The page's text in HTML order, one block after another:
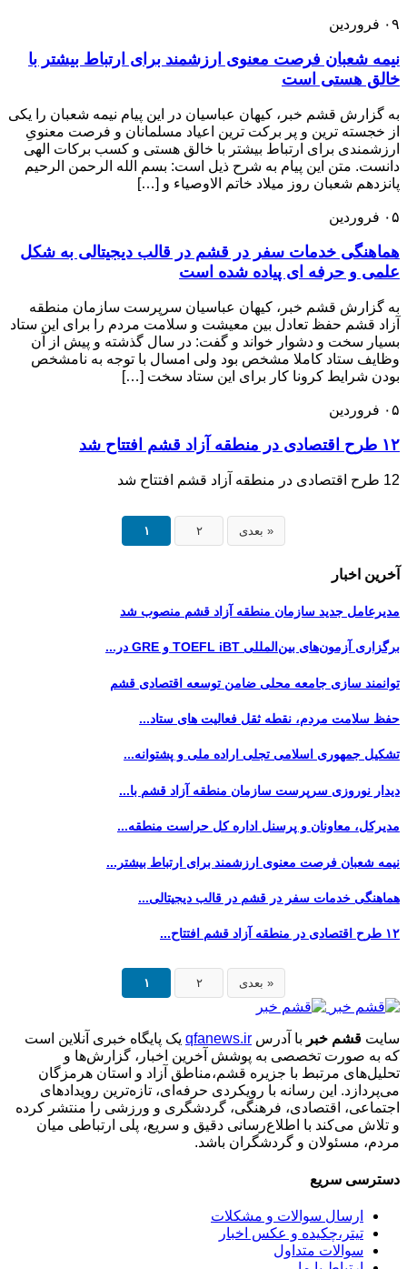
۰۹ فروردین
نیمه شعبان فرصت معنوی ارزشمند برای ارتباط بیشتر با
خالق هستی است
به گزارش قشم خبر، کیهان عباسیان در این پیام نیمه شعبان را یکی
از خجسته ‌ترین و پر برکت ‌ترین اعیاد مسلمانان و فرصت معنویِ
ارزشمندی برای ارتباط بیشتر با خالق هستی و کسب برکات الهی
دانست. متن این پیام به شرح ذیل است: بسم الله الرحمن الرحیم‏
پانزدهم شعبان روز میلاد خاتم الاوصیاء و […]
۰۵ فروردین
هماهنگی خدمات سفر در قشم در قالب دیجیتالی به شکل
علمی و حرفه ای پیاده شده است
به گزارش قشم خبر، کیهان عباسیان سرپرست سازمان منطقه
آزاد قشم حفظ تعادل بین معیشت و سلامت مردم را برای این ستاد
بسیار سخت و دشوار خواند و گفت: در سال گذشته و پیش از آن
وظایف ستاد کاملا مشخص بود ولی امسال با توجه به نامشخص
بودن شرایط کرونا کار برای این ستاد سخت […]
۰۵ فروردین
۱۲ طرح اقتصادی در منطقه آزاد قشم افتتاح شد
12 طرح اقتصادی در منطقه آزاد قشم افتتاح شد
۱ ۲ بعدی »
آخرین اخبار
مدیرعامل جدید سازمان منطقه آزاد قشم منصوب شد
برگزاری آزمون‌های بین‌المللی TOEFL iBT و GRE در...
توانمند سازی جامعه محلی ضامن توسعه اقتصادی قشم
حفظ سلامت مردم، نقطه ثقل فعالیت های ستاد...
تشکیل جمهوری اسلامی تجلی اراده ملی و پشتوانه...
دیدار نوروزی سرپرست سازمان منطقه آزاد قشم با...
مدیرکل، معاونان و پرسنل اداره کل حراست منطقه...
نیمه شعبان فرصت معنوی ارزشمند برای ارتباط بیشتر...
هماهنگی خدمات سفر در قشم در قالب دیجیتالی...
۱۲ طرح اقتصادی در منطقه آزاد قشم افتتاح...
۱ ۲ بعدی »
سایت قشم خبر با آدرس qfanews.ir یک پایگاه خبری آنلاین است
که به صورت تخصصی به پوشش آخرین اخبار، گزارش‌ها و
تحلیل‌های مرتبط با جزیره قشم،مناطق آزاد و استان هرمزگان
می‌پردازد. این رسانه با رویکردی حرفه‌ای، تازه‌ترین رویدادهای
اجتماعی، اقتصادی، فرهنگی، گردشگری و ورزشی را منتشر کرده
و تلاش می‌کند با اطلاع‌رسانی دقیق و سریع، پلی ارتباطی میان
مردم، مسئولان و گردشگران باشد.
دسترسی سریع
ارسال سوالات و مشکلات
تیتر،چکیده و عکس اخبار
سوالات متداول